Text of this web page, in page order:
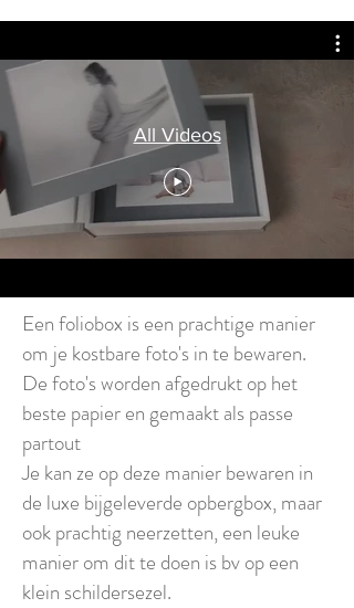
All Videos
Een foliobox is een prachtige manier
om je kostbare foto's in te bewaren.
De foto's worden afgedrukt op het
beste papier en gemaakt als passe
partout
Je kan ze op deze manier bewaren in
de luxe bijgeleverde opbergbox, maar
ook prachtig neerzetten, een leuke
manier om dit te doen is bv op een
klein schildersezel.